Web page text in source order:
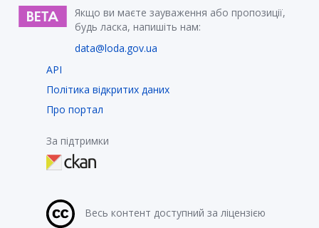
Якщо ви маєте зауваження або пропозиції,
будь ласка, напишіть нам:
data@loda.gov.ua
API
Політика відкритих даних
Про портал
За підтримки
Весь контент доступний за ліцензією